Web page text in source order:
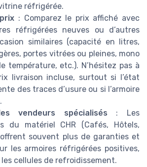
réfrigérée.
: Comparez le prix affiché avec
réfrigérées neuves ou d’autres
similaires (capacité en litres,
portes vitrées ou pleines, mono
température, etc.). N’hésitez pas à
livraison incluse, surtout si l’état
des traces d’usure ou si l’armoire
vendeurs spécialisés : Les
du matériel CHR (Cafés, Hôtels,
souvent plus de garanties et
les armoires réfrigérées positives,
cellules de refroidissement.